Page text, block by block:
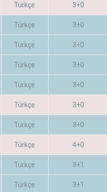
Türkçe 3+0
Türkçe 3+0
Türkçe 3+0
Türkçe 3+0
Türkçe 3+0
Türkçe 3+0
Türkçe 3+0
Türkçe 4+0
Türkçe 3+1
Türkçe 3+1